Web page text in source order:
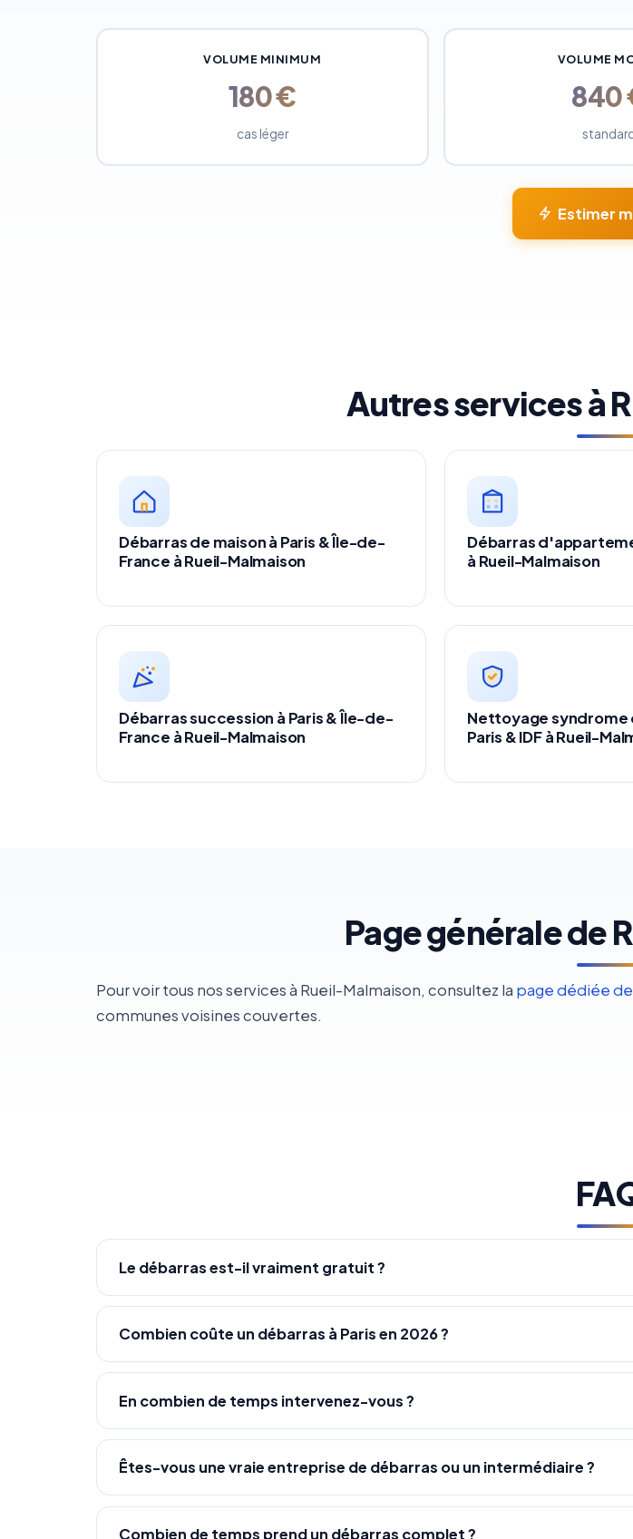
VOLUME MINIMUM
180 €
cas léger
VOLUME
840
Estimer
Autres services à
Débarras de maison à Paris & Île-de-
France à Rueil-Malmaison
Débarras
à Rueil-Malmaison
Débarras succession à Paris & Île-de-
France à Rueil-Malmaison
Nettoyage syndrome
Paris & IDF à Rueil-
Page générale de
Pour voir tous nos services à Rueil-Malmaison, consultez la page dédiée
communes voisines couvertes.
Le débarras est-il vraiment gratuit ?
Combien coûte un débarras à Paris en 2026 ?
En combien de temps intervenez-vous ?
Êtes-vous une vraie entreprise de débarras ou un intermédiaire ?
Combien de temps prend un débarras complet ?